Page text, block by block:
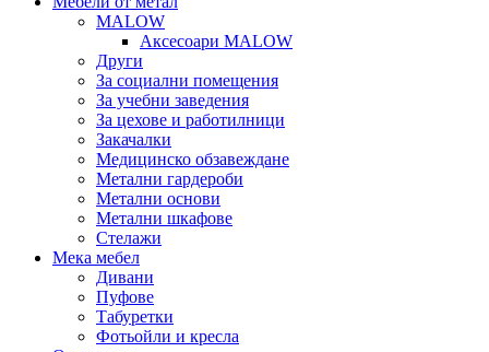
MALOW
Аксесоари MALOW
Други
За социални помещения
За учебни заведения
За цехове и работилници
Закачалки
Медицинско обзавеждане
Метални гардероби
Метални основи
Метални шкафове
Стелажи
Мека мебел
Дивани
Пуфове
Табуретки
Фотьойли и кресла